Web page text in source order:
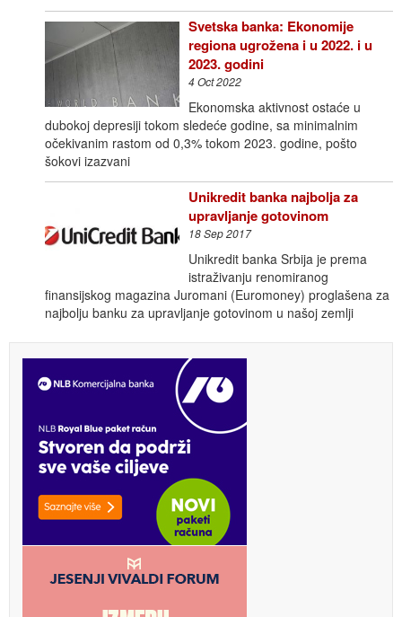
Svetska banka: Ekonomije
regiona ugrožena i u 2022. i u
2023. godini
4 Oct 2022
Ekonomska aktivnost ostaće u
dubokoj depresiji tokom sledeće godine, sa minimalnim
očekivanim rastom od 0,3% tokom 2023. godine, pošto
šokovi izazvani
Unikredit banka najbolja za
upravljanje gotovinom
18 Sep 2017
Unikredit banka Srbija je prema
istraživanju renomiranog
finansijskog magazina Juromani (Euromoney) proglašena za
najbolju banku za upravljanje gotovinom u našoj zemlji